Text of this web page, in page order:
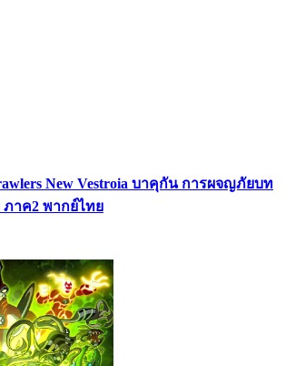
New Vestroia บาคุกัน การผจญภัยบท
ภาค2 พากย์ไทย